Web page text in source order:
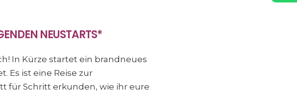
NEUSTARTS*
In Kürze startet ein brandneues
Es ist eine Reise zur
für Schritt erkunden, wie ihr eure